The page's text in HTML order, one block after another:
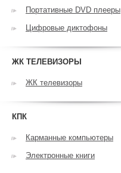
Портативные DVD плееры
Цифровые диктофоны
ЖК ТЕЛЕВИЗОРЫ
ЖК телевизоры
КПК
Карманные компьютеры
Электронные книги